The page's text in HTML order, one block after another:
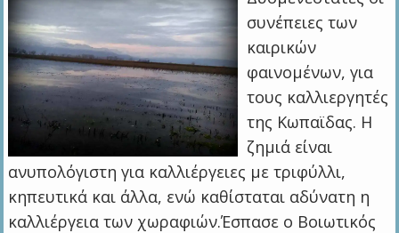
συνέπειες των
καιρικών
φαινομένων, για
τους καλλιεργητές
της Κωπαϊδας. Η
ζημιά είναι
ανυπολόγιστη για καλλιέργειες με τριφύλλι,
κηπευτικά και άλλα, ενώ καθίσταται αδύνατη η
καλλιέργεια των χωραφιών.Έσπασε ο Βοιωτικός